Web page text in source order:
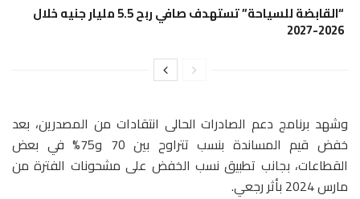
“القابضة للسياحة” تستهدف صافي ربح 5.5 مليار جنيه خلال
2026-2027
وشهد برنامج دعم الصادرات الحالى انتقادات من المصدرين، بعد
خفض قيم المساندة بنسب تتراوح بين 70 و75% في بعض
القطاعات، بجانب تطبيق نسب الخفض على مشحونات الفترة من
مارس 2024 بأثر رجعي.